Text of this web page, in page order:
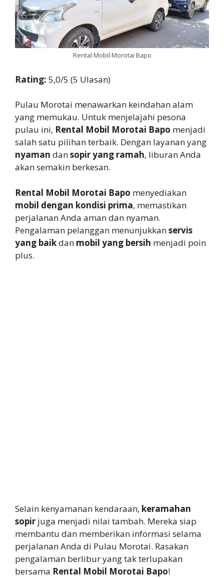
Rental Mobil Morotai Bapo
Rating: 5,0/5 (5 Ulasan)
Pulau Morotai menawarkan keindahan alam
yang memukau. Untuk menjelajahi pesona
pulau ini, Rental Mobil Morotai Bapo menjadi
salah satu pilihan terbaik. Dengan layanan yang
nyaman dansopir yang ramah, liburan Anda
akan semakin berkesan.
Rental Mobil Morotai Bapo menyediakan
mobil dengan kondisi prima, memastikan
perjalanan Anda aman dan nyaman.
Pengalaman pelanggan menunjukkanservis
yang baikdan mobil yang bersih menjadi poin
plus.
Selain kenyamanan kendaraan, keramahan
sopir juga menjadi nilai tambah. Mereka siap
membantu dan memberikan informasi selama
perjalanan Anda di Pulau Morotai. Rasakan
pengalaman berlibur yang tak terlupakan
bersama Rental Mobil Morotai Bapo!